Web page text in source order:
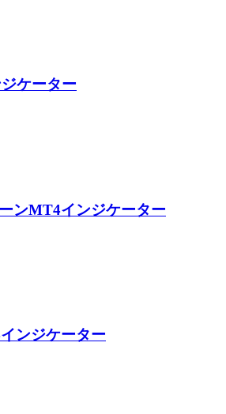
ケーター
ンMT4インジケーター
ンジケーター